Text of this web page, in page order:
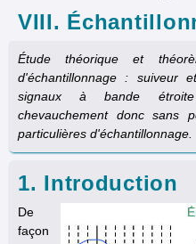
VIII.
Étude théorique et
d'échantillonnage : suiveur
signaux à bande
chevauchement donc sans
particulières d'échantillonnage.
1. Introduction
De
façon